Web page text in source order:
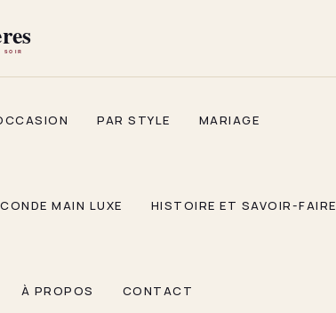
PAR STYLE MARIAGE
MAIN LUXE HISTOIRE ET SAVOIR-FAIRE
À PROPOS CONTACT